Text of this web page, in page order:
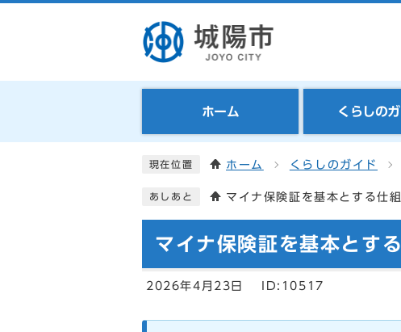
ホーム くらしの
現在位置 ホーム くらしのガイド
あしあと マイナ保険証を基本とする仕
マイナ保険証を基本とす
2026年4月23日 ID:10517